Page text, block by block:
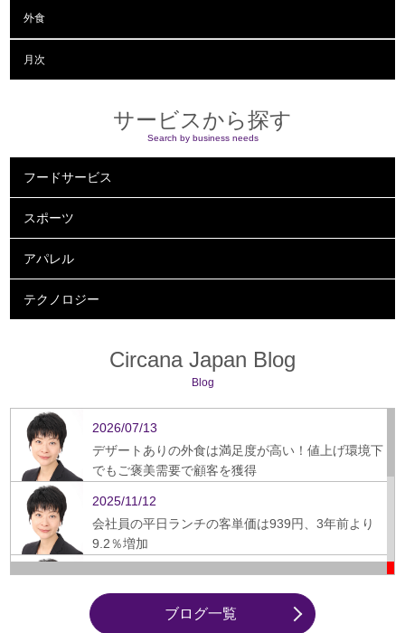
外食
月次
サービスから探す
Search by business needs
フードサービス
スポーツ
アパレル
テクノロジー
Circana Japan Blog
Blog
2026/07/13
デザートありの外食は満足度が高い！値上げ環境下
でもご褒美需要で顧客を獲得
2025/11/12
会社員の平日ランチの客単価は939円、3年前より
9.2％増加
2025/09/16
ぎょうざ、スーパーから飲食店への需要シフト鮮明
ブログ一覧